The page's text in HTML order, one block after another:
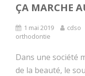
ÇA MARCHE
1 mai 2019 cdso
orthodontie
Dans une société
de la beauté, le